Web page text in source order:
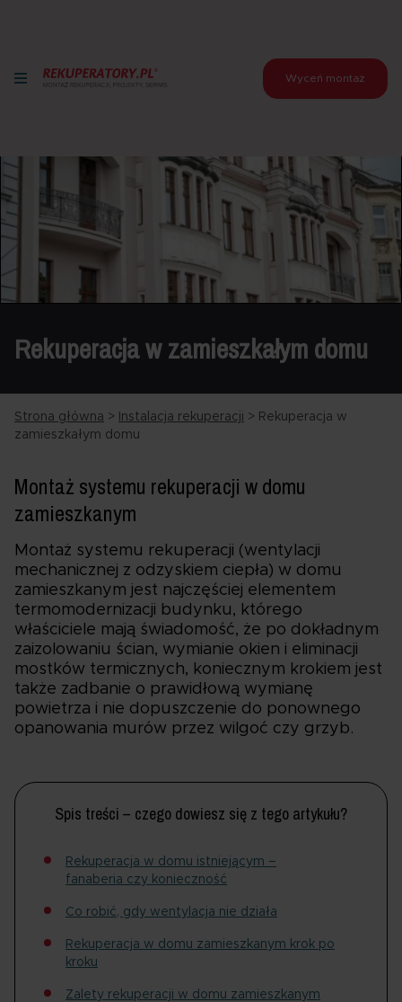
Wyceń montaż
Rekuperacja w zamieszkałym domu
Strona główna > Instalacja rekuperacji > Rekuperacja w
zamieszkałym domu
Montaż systemu rekuperacji w domu
zamieszkanym
Montaż systemu rekuperacji (wentylacji
mechanicznej z odzyskiem ciepła) w domu
zamieszkanym jest najczęściej elementem
termomodernizacji budynku, którego
właściciele mają świadomość, że po dokładnym
zaizolowaniu ścian, wymianie okien i eliminacji
mostków termicznych, koniecznym krokiem jest
także zadbanie o prawidłową wymianę
powietrza i nie dopuszczenie do ponownego
opanowania murów przez wilgoć czy grzyb.
Spis treści – czego dowiesz się z tego artykułu?
Rekuperacja w domu istniejącym –
fanaberia czy konieczność
Co robić, gdy wentylacja nie działa
Rekuperacja w domu zamieszkanym krok po
kroku
Zalety rekuperacji w domu zamieszkanym